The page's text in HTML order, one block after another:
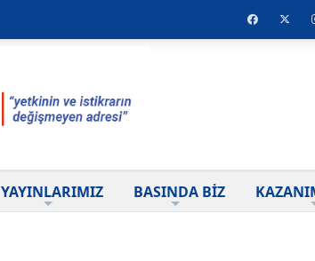
YAYINLARIMIZ BASINDA BİZ